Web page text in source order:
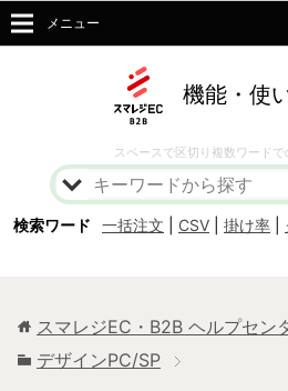
機能・使
スペースで区切り複数ワード
検索ワード 一括注文 CSV 掛け率
メニュー
スマレジEC・B2B ヘルプセン
デザインPC/SP